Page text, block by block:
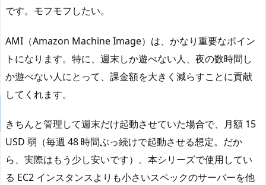
です。モフモフしたい。
AMI（Amazon Machine Image）は、かなり重要なポイン
トになります。特に、週末しか遊べない人、夜の数時間し
か遊べない人にとって、課金額を大きく減らすことに貢献
してくれます。
きちんと管理して週末だけ起動させていた場合で、月額 15
USD 弱（毎週 48 時間ぶっ続けで起動させる想定。だか
ら、実際はもう少し安いです）。本シリーズで使用してい
る EC2 インスタンスよりも小さいスペックのサーバーを他